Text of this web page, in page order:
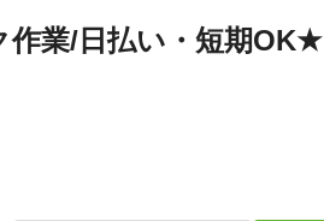
作業/日払い・短期OK★